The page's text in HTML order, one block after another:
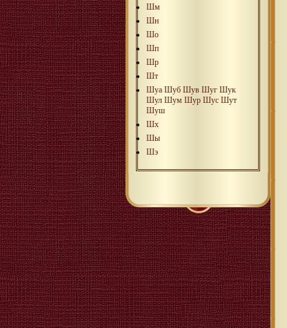
Шм
Шн
Шо
Шп
Шр
Шт
Шуа Шуб Шув Шуг Шук
Шул Шум Шур Шус Шут
Шуш
Шх
Шы
Шэ